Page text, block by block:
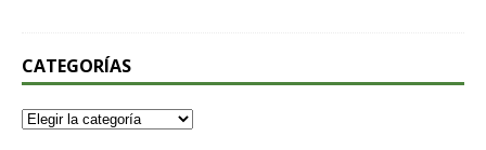
CATEGORÍAS